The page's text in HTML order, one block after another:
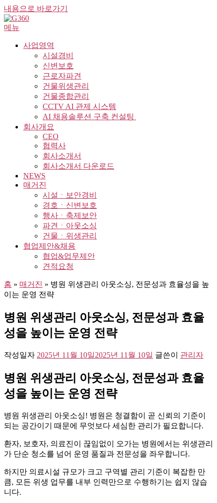
내용으로 바로가기
메뉴
사업영역
시설경비
신변보호
근로자파견
건물위생관리
건물종합관리
CCTV AI 관제 시스템
AI 채용솔루션 구축 컨설팅 ​
회사개요
CEO
협력사
회사소개서
회사소개서 다운로드
NEWS
매거진
시설ㆍ보안경비
경호ㆍ신변보호
행사ㆍ축제보안
파견ㆍ아웃소싱
건물ㆍ위생관리
협업제안&채용
협업&업무제안
견적요청
홈 » 매거진 » 병원 위생관리 아웃소싱, 전문성과 효율성을 높
이는 운영 전략
병원 위생관리 아웃소싱, 전문성과 효율
성을 높이는 운영 전략
작성일자 2025년 11월 10일2025년 11월 10일 글쓴이 관리자
병원 위생관리 아웃소싱, 전문성과 효율
성을 높이는 운영 전략
병원 위생관리 아웃소싱! 병원은 청결함이 곧 신뢰의 기준이
되는 공간이기 때문에 무엇보다 세심한 관리가 필요합니다.
환자, 보호자, 의료진이 끊임없이 오가는 병원에서는 위생관리
가 단순 청소를 넘어 운영 품질과 전문성을 좌우합니다.
하지만 의료시설 규모가 크고 구역별 관리 기준이 복잡한 만
큼, 모든 위생 업무를 내부 인력만으로 수행하기는 쉽지 않습
니다.